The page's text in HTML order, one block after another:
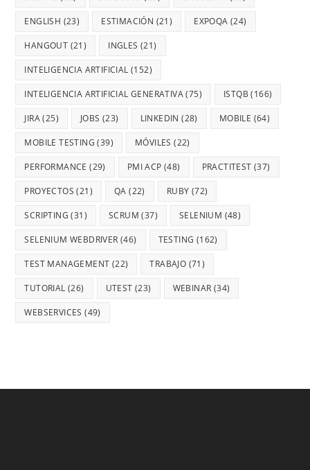
ENGLISH (23) ESTIMACIÓN (21) EXPOQA (24)
HANGOUT (21) INGLES (21)
INTELIGENCIA ARTIFICIAL (152)
INTELIGENCIA ARTIFICIAL GENERATIVA(75) ISTQB (166)
JIRA(25) JOBS (23) LINKEDIN (28) MOBILE (64)
MOBILE TESTING (39) MÓVILES (22)
PERFORMANCE (29) PMI ACP (48) PRACTITEST (37)
PROYECTOS (21) QA (22) RUBY (72)
SCRIPTING (31) SCRUM (37) SELENIUM (48)
SELENIUM WEBDRIVER (46) TESTING (162)
TEST MANAGEMENT (22) TRABAJO (71)
TUTORIAL (26) UTEST (23) WEBINAR (34)
WEBSERVICES (49)